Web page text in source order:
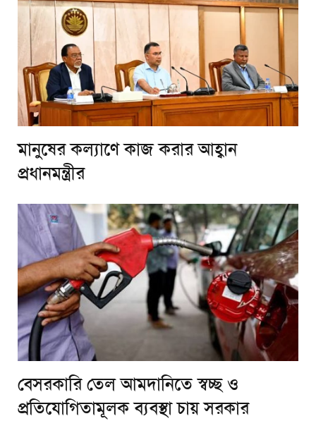
মানুষের কল্যাণে কাজ করার আহ্বান
প্রধানমন্ত্রীর
বেসরকারি তেল আমদানিতে স্বচ্ছ ও
প্রতিযোগিতামূলক ব্যবস্থা চায় সরকার